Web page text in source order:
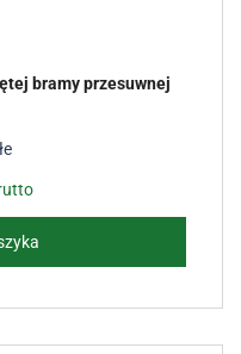
bramy przesuwnej